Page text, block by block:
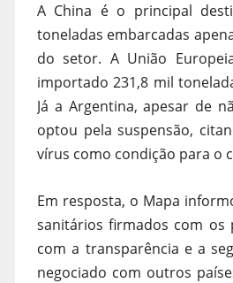
A China é o principal
toneladas embarcadas
do setor. A União
importado 231,8 mil
Já a Argentina, apesar de
optou pela suspensão,
vírus como condição para o
Em resposta, o Mapa
sanitários firmados com os
com a transparência e a
negociado com outros